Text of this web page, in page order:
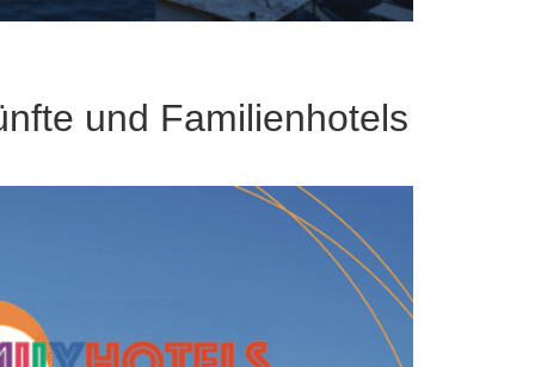
und Familienhotels